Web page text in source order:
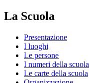
La Scuola
Presentazione
I luoghi
Le persone
I numeri della scuola
Le carte della scuola